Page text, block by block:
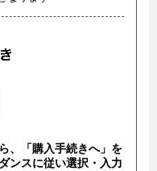
、「購入手続きへ」を
ンスに従い選択・入力